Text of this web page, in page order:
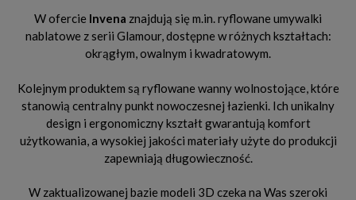
W ofercie Invena znajdują się m.in. ryflowane umywalki
nablatowe z serii Glamour, dostępne w różnych kształtach:
okrągłym, owalnym i kwadratowym.
Kolejnym produktem są ryflowane wanny wolnostojące, które
stanowią centralny punkt nowoczesnej łazienki. Ich unikalny
design i ergonomiczny kształt gwarantują komfort
użytkowania, a wysokiej jakości materiały użyte do produkcji
zapewniają długowieczność.
W zaktualizowanej bazie modeli 3D czeka na Was szeroki